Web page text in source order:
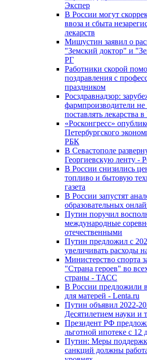
Экспер
В России могут
ввоза и сбыта
лекарств
Мишустин заявил о
"Земский доктор" и
РГ
Работники скорой
поздравления с
праздником
Росздравнадзор:
фармпроизводители не
поставлять
«Росконгресс»
Петербургского
РБК
В Севастополе
Георгиевскую ленту -
В России снизились
топливо и бытовую
газета
В России запустят
образовательных
Путин поручил
международные
отечественными
Путин предложил с
увеличивать расходы
Министерство спорта
"Страна героев" во
страны - ТАСС
В России предложили
для матерей - Lenta.ru
Путин объявил 2022-
Десятилетием науки и
Президент РФ
льготной ипотеке с 12
Путин: Меры
санкций должны